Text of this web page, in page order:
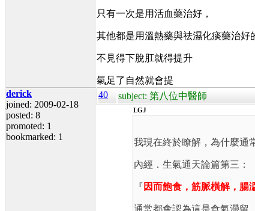
只有一次是用活血藥治好，
其他都是用溫熱藥與祛濕化痰藥治好
不見得下脫肛就得提升
氣足了自然就會提
derick
joined: 2009-02-18
posted: 8
promoted: 1
bookmarked: 1
40 subject: 第八位中醫師
LGJ
我現在終於瞭解，為什麼通
內經．生氣通天論篇第三：
『 因而飽食，筋脈橫解，腸
通常都會認為這是食氣滯留